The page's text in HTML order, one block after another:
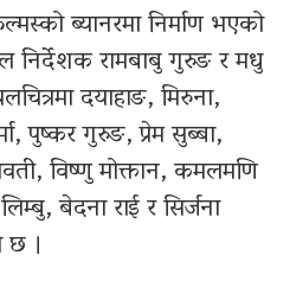
ब्यानरमा निर्माण भएको
निर्देशक रामबाबु गुरुङ र मधु
दयाहाङ, मिरुना,
पुष्कर गुरुङ, प्रेम सुब्बा,
विष्णु मोक्तान, कमलमणि
बेदना राई र सिर्जना
।